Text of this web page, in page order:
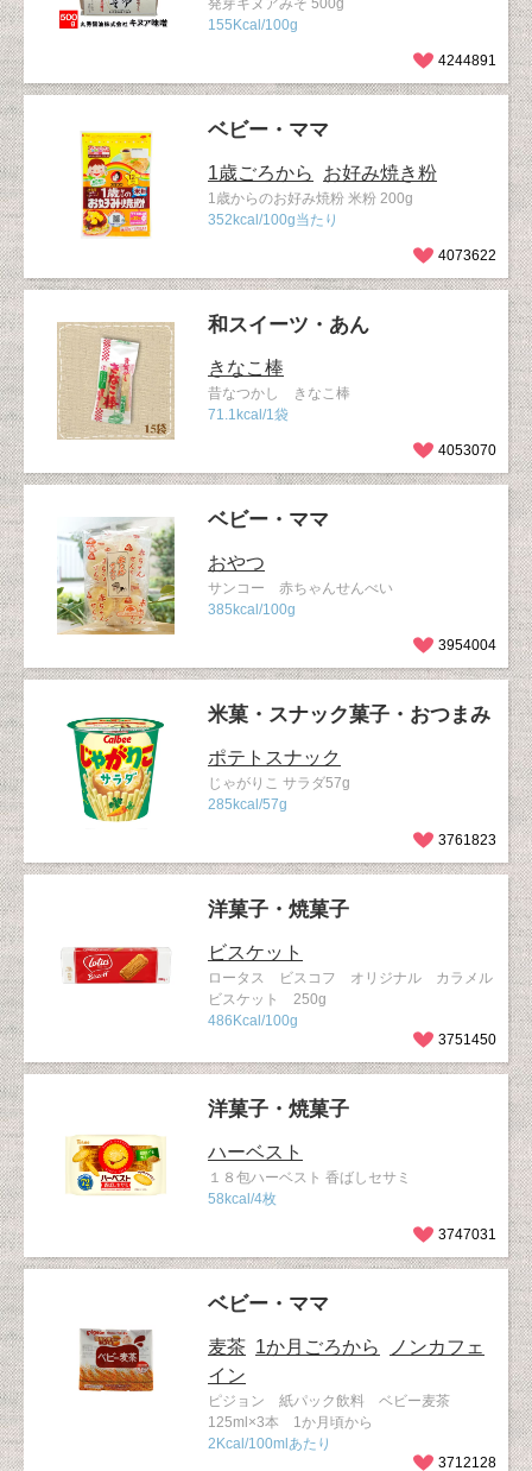
発芽キヌアみそ 500g
155Kcal/100g
4244891
ベビー・ママ
1歳ごろから お好み焼き粉
1歳からのお好み焼粉 米粉 200g
352kcal/100g当たり
4073622
和スイーツ・あん
きなこ棒
昔なつかし きなこ棒
71.1kcal/1袋
4053070
ベビー・ママ
おやつ
サンコー 赤ちゃんせんべい
385kcal/100g
3954004
米菓・スナック菓子・おつまみ
ポテトスナック
じゃがりこ サラダ57g
285kcal/57g
3761823
洋菓子・焼菓子
ビスケット
ロータス ビスコフ オリジナル カラメル
ビスケット 250g
486Kcal/100g
3751450
洋菓子・焼菓子
ハーベスト
１８包ハーベスト 香ばしセサミ
58kcal/4枚
3747031
ベビー・ママ
麦茶 1か月ごろから
ノンカフェ
イン
ピジョン 紙パック飲料 ベビー麦茶
125ml×3本 1か月頃から
2Kcal/100mlあたり
3712128